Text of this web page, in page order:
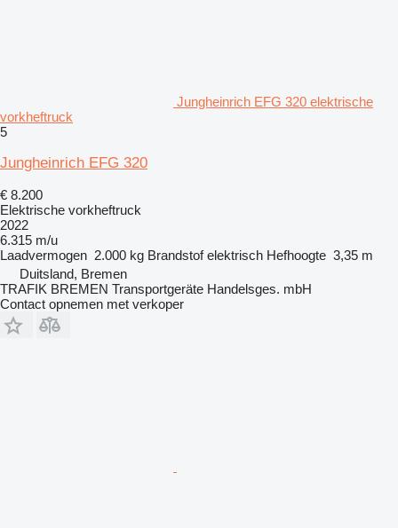
Jungheinrich EFG 320 elektrische
vorkheftruck
5
Jungheinrich EFG 320
€ 8.200
Elektrische vorkheftruck
2022
6.315 m/u
Laadvermogen 2.000 kg Brandstof elektrisch Hefhoogte 3,35 m
Duitsland, Bremen
TRAFIK BREMEN Transportgeräte Handelsges. mbH
Contact opnemen met verkoper